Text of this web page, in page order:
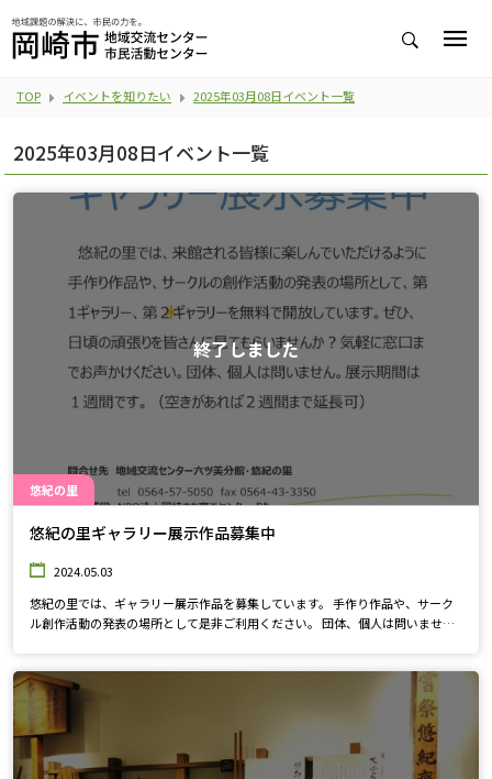
TOP イベントを知りたい 2025年03月08日イベント一覧
2025年03月08日イベント一覧
悠紀の里
終了しました
悠紀の里ギャラリー展示作品募集中
2024.05.03
悠紀の里では、ギャラリー展示作品を募集しています。 手作り作品や、サーク
ル創作活動の発表の場所として是非ご利用ください。 団体、個人は問いませ